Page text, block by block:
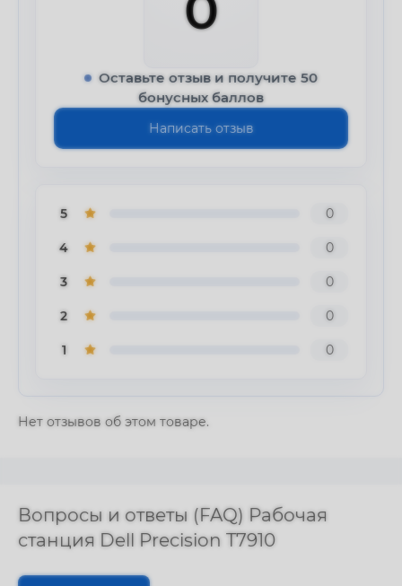
Оставьте отзыв и получите 50
бонусных баллов
Написать отзыв
5 0
4 0
3 0
2 0
1 0
Нет отзывов об этом товаре.
Вопросы и ответы (FAQ) Рабочая
станция Dell Precision T7910